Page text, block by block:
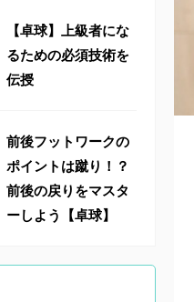
【卓球】上級者にな
るための必須技術を
伝授
前後フットワークの
ポイントは蹴り！？
前後の戻りをマスタ
ーしよう【卓球】